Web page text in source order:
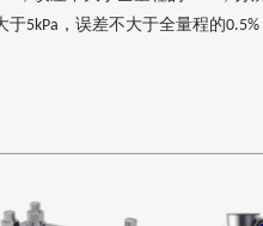
于5kPa ，误差不大于全量程的0.5%